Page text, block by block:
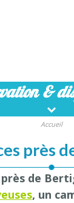
&
Accueil
près
de
, un